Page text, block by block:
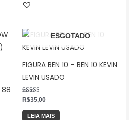
88
ESGOTADO
FIGURA BEN 10 – BEN 10 KEVIN
LEVIN USADO
Avaliação
5.00
de 5
R$35,00
LEIA MAIS